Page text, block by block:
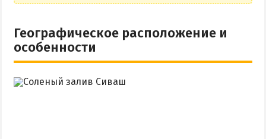
ЧАСТНЫЙ СЕКТОР
Жилье в частном секторе
Географическое расположение и
особенности